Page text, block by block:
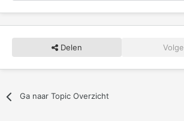
Delen
Ga naar Topic Overzicht